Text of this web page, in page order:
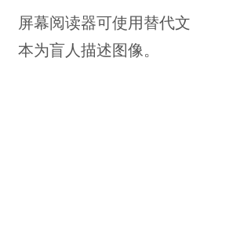
屏幕阅读器可使用替代文
本为盲人描述图像。